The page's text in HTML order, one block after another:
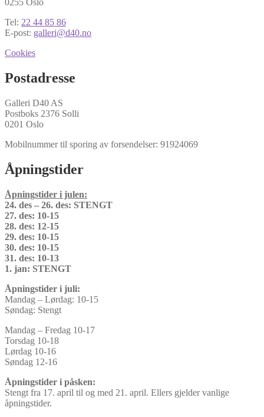
0255 Oslo
Tel: 22 44 85 86
E-post: galleri@d40.no
Cookies
Postadresse
Galleri D40 AS
Postboks 2376 Solli
0201 Oslo
Mobilnummer til sporing av forsendelser: 91924069
Åpningstider
Åpningstider i julen:
24. des – 26. des: STENGT
27. des: 10-15
28. des: 12-15
29. des: 10-15
30. des: 10-15
31. des: 10-13
1. jan: STENGT
Åpningstider i juli:
Mandag – Lørdag: 10-15
Søndag: Stengt
Mandag – Fredag 10-17
Torsdag 10-18
Lørdag 10-16
Søndag 12-16
Åpningstider i påsken:
Stengt fra 17. april til og med 21. april. Ellers gjelder vanlige
åpningstider.